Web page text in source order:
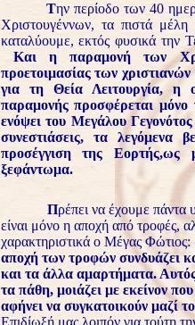
Την περίοδο των 40
Χριστουγέννων, τα πιστά μέλη
καταλύουμε, εκτός φυσικά την
Και η παραμονή των
προετοιμασίας των
για τη Θεία Λειτουργία, η
παραμονής προσφέρεται μόνο
ενόψει του Μεγάλου
συνεστιάσεις, τα λεγόμενα
προσέγγιση της Εορτής,ως
ξεφάντωμα.
Πρέπει να έχουμε πάντα
είναι μόνο η αποχή από τροφές,
χαρακτηριστικά ο Μέγας Φώτιος:
αποχή των τροφών συνδυάζει
και τα άλλα αμαρτήματα.
τα πάθη, μοιάζει με εκείνον
αφήνει να συγκατοικούν μαζί
Επιδίωξή μας λοιπόν για τούτη